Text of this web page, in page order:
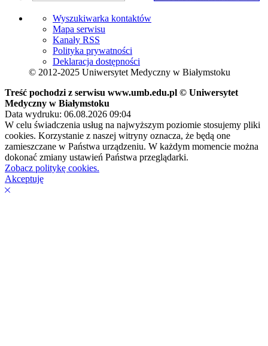
Wyszukiwarka kontaktów
Mapa serwisu
Kanały RSS
Polityka prywatności
Deklaracja dostępności
© 2012-2025 Uniwersytet Medyczny w Białymstoku
Treść pochodzi z serwisu www.umb.edu.pl © Uniwersytet
Medyczny w Białymstoku
Data wydruku: 06.08.2026 09:04
W celu świadczenia usług na najwyższym poziomie stosujemy pliki
cookies. Korzystanie z naszej witryny oznacza, że będą one
zamieszczane w Państwa urządzeniu. W każdym momencie można
dokonać zmiany ustawień Państwa przeglądarki.
Zobacz politykę cookies.
Akceptuję